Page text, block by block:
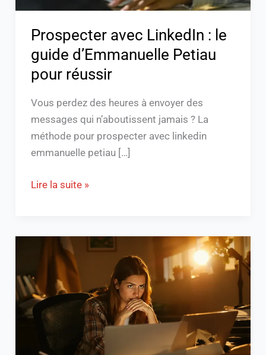
Prospecter avec LinkedIn : le
guide d’Emmanuelle Petiau
pour réussir
Vous perdez des heures à envoyer des
messages qui n’aboutissent jamais ? La
méthode pour prospecter avec linkedin
emmanuelle petiau […]
réussir
Lire la suite »
Comment
récupérer
votre
identifiant
Cyclade
facilement